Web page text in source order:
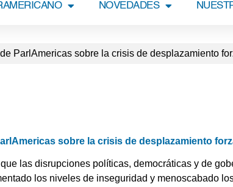
NOVEDADES
ParlAmericas sobre la crisis de desplazamiento
sobre la crisis de desplazamiento
las disrupciones políticas, democráticas y de
los niveles de inseguridad y menoscabado